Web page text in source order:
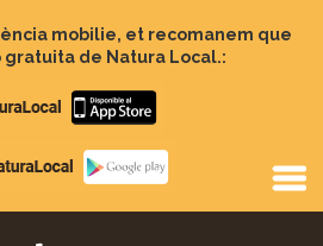
mobilie, et recomanem que
gratuita de Natura Local.:
Apple
store
Google
Play